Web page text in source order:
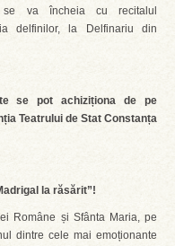
se va încheia cu recitalul
delfinilor, la Delfinariu din
se pot achiziționa de pe
Teatrului de Stat Constanța
la răsărit”!
Române și Sfânta Maria, pe
dintre cele mai emoționante